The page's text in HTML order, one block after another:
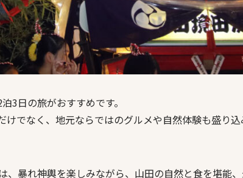
3日の旅がおすすめです。
でなく、地元ならではのグルメや自然体験も盛り
、暴れ神輿を楽しみながら、山田の自然と食を堪能